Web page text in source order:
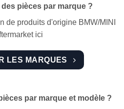
pièces par marque ?
de produits d'origine BMW/MINI
ici
LES MARQUES
par marque et modèle ?